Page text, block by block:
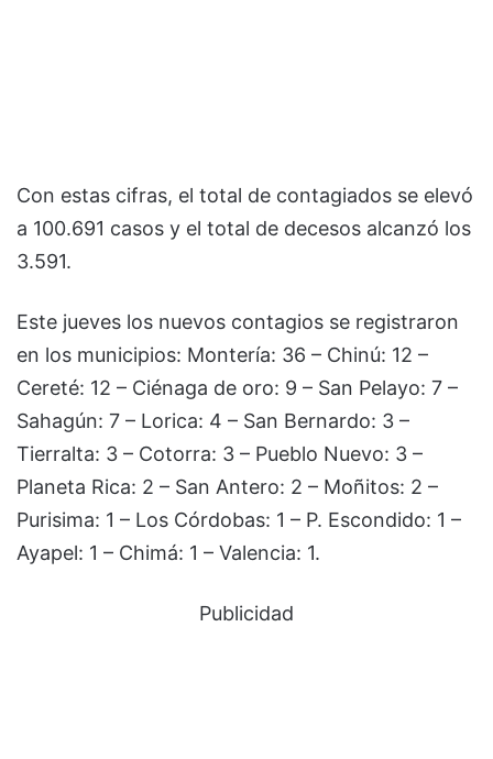
Con estas cifras, el total de contagiados se elevó
a 100.691 casos y el total de decesos alcanzó los
3.591.
Este jueves los nuevos contagios se registraron
en los municipios: Montería: 36 – Chinú: 12 –
Cereté: 12 – Ciénaga de oro: 9 – San Pelayo: 7 –
Sahagún: 7 – Lorica: 4 – San Bernardo: 3 –
Tierralta: 3 – Cotorra: 3 – Pueblo Nuevo: 3 –
Planeta Rica: 2 – San Antero: 2 – Moñitos: 2 –
Purisima: 1 – Los Córdobas: 1 – P. Escondido: 1 –
Ayapel: 1 – Chimá: 1 – Valencia: 1.
Publicidad